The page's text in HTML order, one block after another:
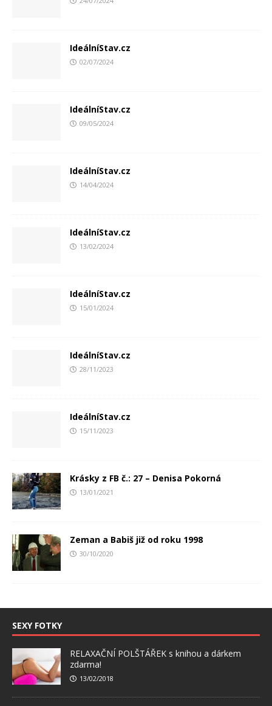
IdeálníStav.cz
02/07/2024
IdeálníStav.cz
09/05/2024
IdeálníStav.cz
14/04/2024
IdeálníStav.cz
13/02/2024
IdeálníStav.cz
15/01/2024
IdeálníStav.cz
28/11/2023
IdeálníStav.cz
15/11/2023
Krásky z FB č.: 27 – Denisa Pokorná
13/01/2021
Zeman a Babiš již od roku 1998
30/10/2020
SEXY FOTKY
RELAXAČNÍ POLŠTÁŘEK s knihou a dárkem
zdarma!
13/02/2018